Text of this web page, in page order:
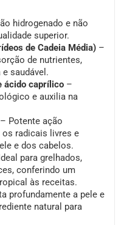
hidrogenado e não
superior.
de Cadeia Média) –
de nutrientes,
saudável.
ácido caprílico –
e auxilia na
– Potente ação
radicais livres e
e dos cabelos.
para grelhados,
conferindo um
às receitas.
profundamente a pele e
natural para